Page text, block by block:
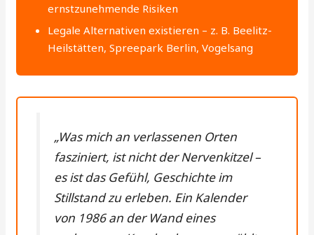
ernstzunehmende Risiken
Legale Alternativen existieren – z. B. Beelitz-
Heilstätten, Spreepark Berlin, Vogelsang
„Was mich an verlassenen Orten
fasziniert, ist nicht der Nervenkitzel –
es ist das Gefühl, Geschichte im
Stillstand zu erleben. Ein Kalender
von 1986 an der Wand eines